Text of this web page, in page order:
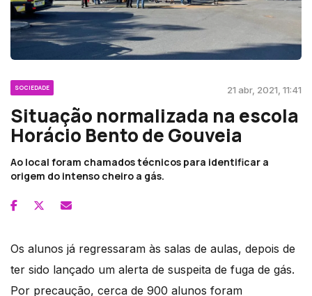
SOCIEDADE 21 abr, 2021, 11:41
Situação normalizada na escola
Horácio Bento de Gouveia
Ao local foram chamados técnicos para identificar a
origem do intenso cheiro a gás.
Os alunos já regressaram às salas de aulas, depois de
ter sido lançado um alerta de suspeita de fuga de gás.
Por precaução, cerca de 900 alunos foram